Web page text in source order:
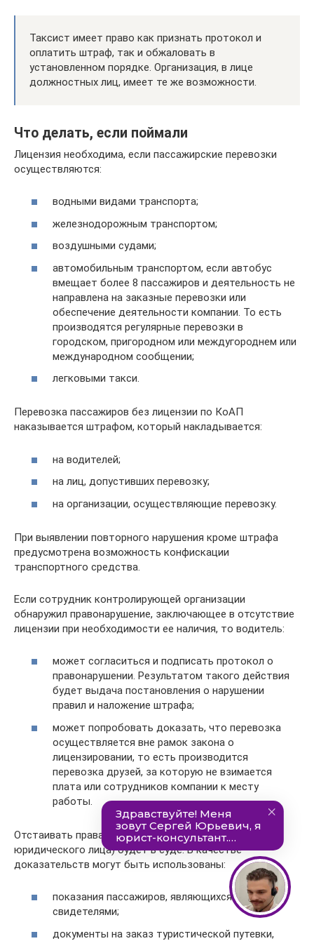
Таксист имеет право как признать протокол и
оплатить штраф, так и обжаловать в
установленном порядке. Организация, в лице
должностных лиц, имеет те же возможности.
Что делать, если поймали
Лицензия необходима, если пассажирские перевозки
осуществляются:
водными видами транспорта;
железнодорожным транспортом;
воздушными судами;
автомобильным транспортом, если автобус
вмещает более 8 пассажиров и деятельность не
направлена на заказные перевозки или
обеспечение деятельности компании. То есть
производятся регулярные перевозки в
городском, пригородном или междугороднем или
международном сообщении;
легковыми такси.
Перевозка пассажиров без лицензии по КоАП
наказывается штрафом, который накладывается:
на водителей;
на лиц, допустивших перевозку;
на организации, осуществляющие перевозку.
При выявлении повторного нарушения кроме штрафа
предусмотрена возможность конфискации
транспортного средства.
Если сотрудник контролирующей организации
обнаружил правонарушение, заключающее в отсутствие
лицензии при необходимости ее наличия, то водитель:
может согласиться и подписать протокол о
правонарушении. Результатом такого действия
будет выдача постановления о нарушении
правил и наложение штрафа;
может попробовать доказать, что перевозка
осуществляется вне рамок закона о
лицензировании, то есть производится
перевозка друзей, за которую не взимается
плата или сотрудников компании к месту
работы.
Отстаивать права водитель (представитель
юридического лица) будет в суде. В качестве
доказательств могут быть использованы:
показания пассажиров, являющихся
свидетелями;
документы на заказ туристической путевки,